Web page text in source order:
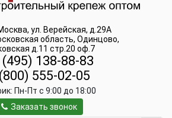
, ул. Верейская, д.29А
область, Одинцово,
д.11 стр.20 оф.7
(495) 138-88-83
555-02-05
Пн-Пт c 9:00 до 18:00
Заказать звонок